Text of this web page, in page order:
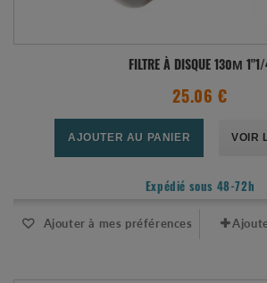
FILTRE À DISQUE 130Μ
25.06 €
AJOUTER AU PANIER VOIR
Expédié sous 48-72h
Ajouter à mes préférences